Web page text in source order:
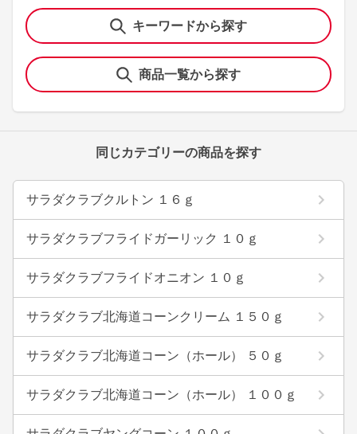
キーワードから探す
商品一覧から探す
同じカテゴリーの商品を探す
サラダクラブクルトン １６ｇ
サラダクラブフライドガーリック １０ｇ
サラダクラブフライドオニオン １０ｇ
サラダクラブ北海道コーンクリーム １５０ｇ
サラダクラブ北海道コーン（ホール） ５０ｇ
サラダクラブ北海道コーン（ホール） １００ｇ